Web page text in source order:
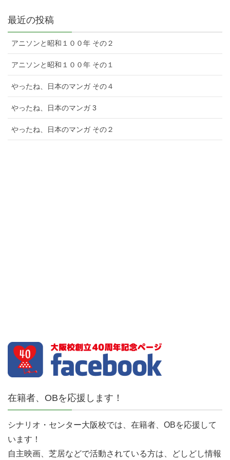
最近の投稿
アニソンと昭和１００年 その２
アニソンと昭和１００年 その１
やったね、日本のマンガ その４
やったね、日本のマンガ 3
やったね、日本のマンガ その２
在籍者、OBを応援します！
シナリオ・センター大阪校では、在籍者、OBを応援して
います！
自主映画、芝居などで活動されている方は、どしどし情報